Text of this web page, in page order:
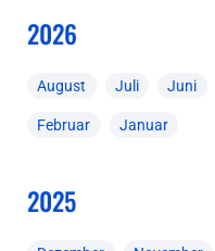
2026
August Juli Juni
Februar Januar
2025